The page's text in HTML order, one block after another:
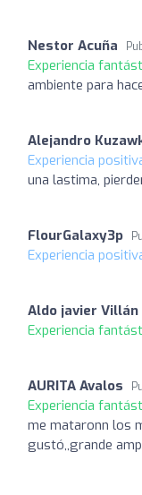
Nestor Acuña
Experiencia
ambiente para
Alejandro
Experiencia
una lastima,
FlourGalaxy3p
Experiencia
Aldo javier Villán
Experiencia
AURITA Avalos
Experiencia
me mataronn los
gustó,,grande